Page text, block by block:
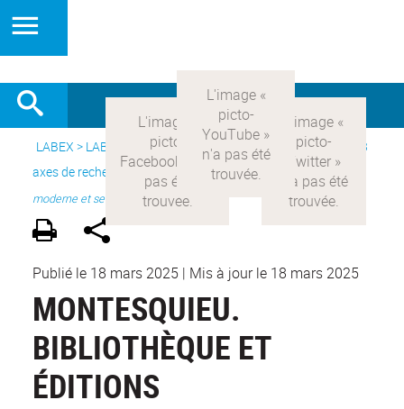
LABEX > LABEX COMOD> Version française > Recherche >
3
axes de recherche> Axe 1 : la constitution réelle de la rationalité
moderne et ses
Publié le 18 mars 2025 | Mis à jour le 18 mars 2025
MONTESQUIEU.
BIBLIOTHÈQUE ET
ÉDITIONS